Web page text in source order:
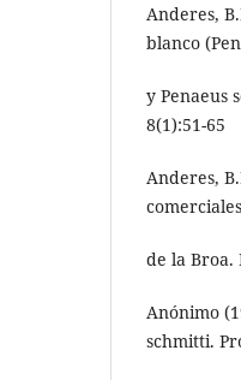
Anderes,
blanco
y Penaeus
8(1):51-65
Anderes,
de la Broa.
Anónimo
schmitti.